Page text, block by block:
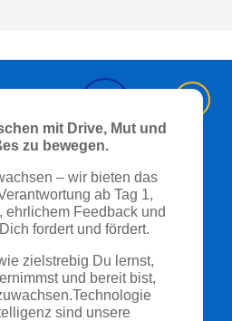
mit Drive, Mut und
zu bewegen.
– wir bieten das
ab Tag 1,
ehrlichem Feedback und
fordert und fördert.
zielstrebig Du lernst,
und bereit bist,
sind unsere